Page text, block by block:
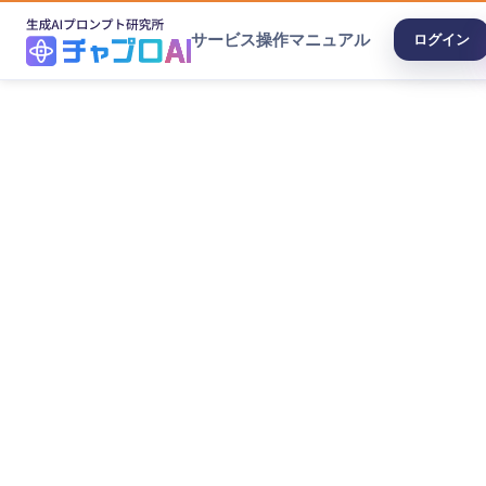
サービス操作マニュアル ログイン